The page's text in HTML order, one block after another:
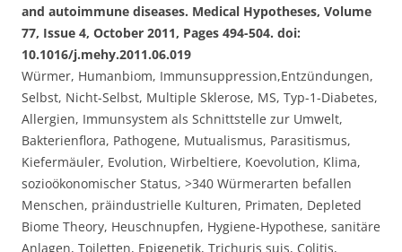
and autoimmune diseases. Medical Hypotheses, Volume
77, Issue 4, October 2011, Pages 494-504. doi:
10.1016/j.mehy.2011.06.019
Würmer, Humanbiom, Immunsuppression,Entzündungen,
Selbst, Nicht-Selbst, Multiple Sklerose, MS, Typ-1-Diabetes,
Allergien, Immunsystem als Schnittstelle zur Umwelt,
Bakterienflora, Pathogene, Mutualismus, Parasitismus,
Kiefermäuler, Evolution, Wirbeltiere, Koevolution, Klima,
sozioökonomischer Status, >340 Würmerarten befallen
Menschen, präindustrielle Kulturen, Primaten, Depleted
Biome Theory, Heuschnupfen, Hygiene-Hypothese, sanitäre
Anlagen, Toiletten, Epigenetik, Trichuris suis, Colitis,